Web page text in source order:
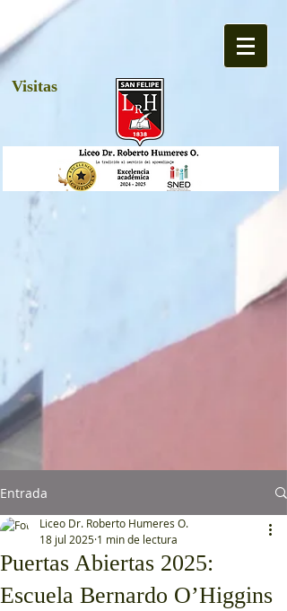
Visitas
Entrada
Puertas Abiertas 2025:
Escuela Bernardo O’Higgins
Liceo Dr. Roberto Humeres O.
18 jul 2025 1 min de lectura